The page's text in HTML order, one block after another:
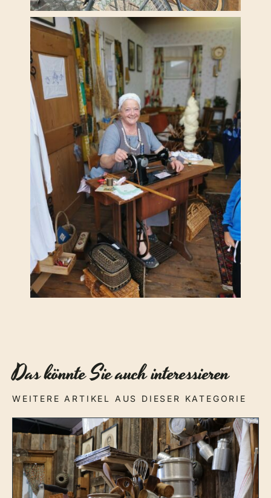
Das könnte Sie auch interessieren
WEITERE ARTIKEL AUS DIESER KATEGORIE